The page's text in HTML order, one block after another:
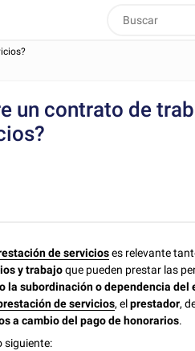
un contrato de
de servicioses relevante
y trabajoque pueden prestar las
la subordinación o dependencia del
de servicios, elprestador,
a cambio del pago de honorarios.
siguiente: